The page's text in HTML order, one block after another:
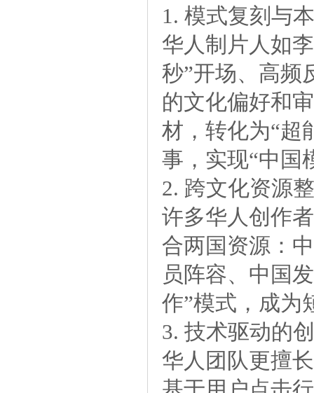
1.模式复刻与
华人制片人如
秒”开场、高频
的文化偏好和
材，转化为“超
事，实现“中国
2.跨文化资源
许多华人创作
合两国资源：
员阵容、中国
作”模式，成为
3.技术驱动的
华人团队更擅